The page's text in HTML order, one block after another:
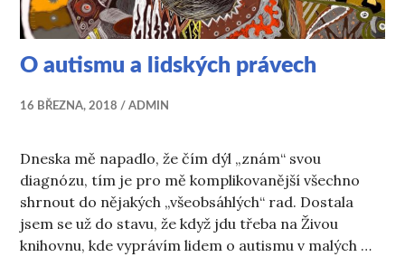
O autismu a lidských právech
16 BŘEZNA, 2018 ADMIN
Dneska mě napadlo, že čím dýl „znám“ svou
diagnózu, tím je pro mě komplikovanější všechno
shrnout do nějakých „všeobsáhlých“ rad. Dostala
jsem se už do stavu, že když jdu třeba na Živou
knihovnu, kde vyprávím lidem o autismu v malých …